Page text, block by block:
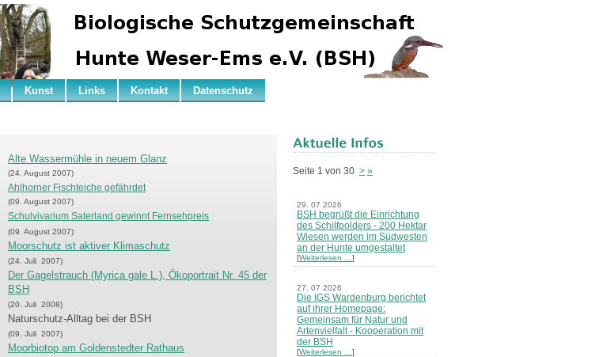
Kunst Links Kontakt Datenschutz
Alte Wassermühle in neuem Glanz
(24. August 2007)
Ahlhorner Fischteiche gefährdet
(09. August 2007)
Schulvivarium Saterland gewinnt Fernsehpreis
(09. August 2007)
Moorschutz ist aktiver Klimaschutz
(24. Juli 2007)
Der Gagelstrauch (Myrica gale L.), Ökoportrait Nr. 45 der
BSH
(20. Juli 2008)
Naturschutz-Alltag bei der BSH
(09. Juli 2007)
Moorbiotop am Goldenstedter Rathaus
Seite 1 von 30 > »
29. 07 2026
BSH begrüßt die Einrichtung
des Schilfpolders - 200 Hektar
Wiesen werden im Südwesten
an der Hunte umgestaltet
[Weiterlesen … ]
27. 07 2026
Die IGS Wardenburg berichtet
auf ihrer Homepage:
Gemeinsam für Natur und
Artenvielfalt - Kooperation mit
der BSH
[Weiterlesen … ]